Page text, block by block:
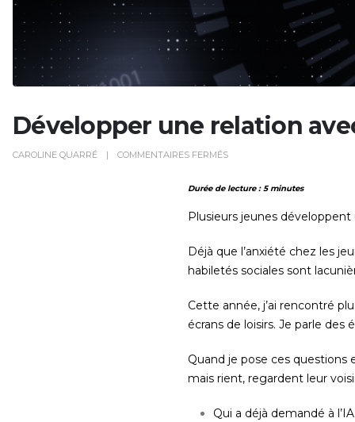
Développer une relation
CAROLINE QUARRÉ COMMENTAIRES FERMÉSSUR
UNE
RELATION
L’IA
Durée de lecture : 5 minutes
Plusieurs jeunes développent
Déjà que l’anxiété chez les
habiletés sociales sont
Cette année, j’ai rencontré
écrans de loisirs. Je parle des
Quand je pose ces questions
mais rient, regardent leur
Qui a déjà demandé à